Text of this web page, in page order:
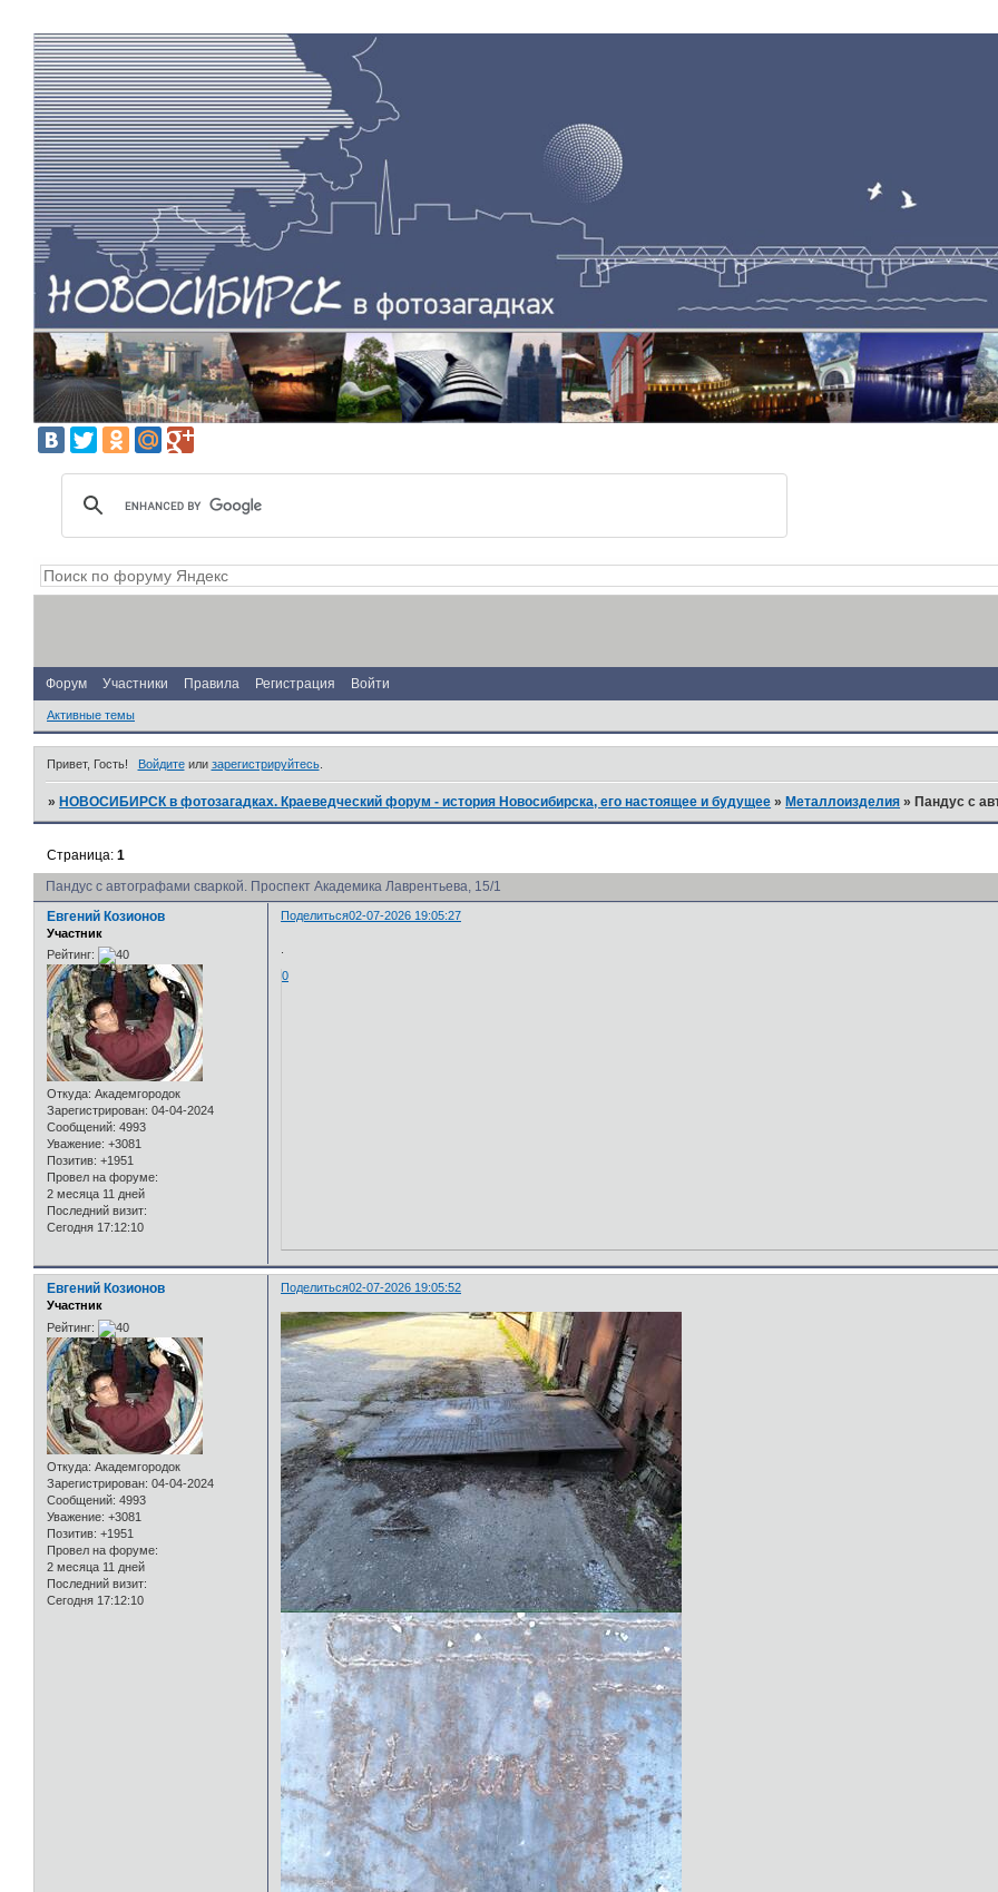
Форум Участники Правила Регистрация Войти
Активные темы
Привет, Гость! Войдитеили зарегистрируйтесь.
»НОВОСИБИРСК в фотозагадках. Краеведческий форум - история Новосибирска, его настоящее и будущее »Металлоизделия »Пандус с
Пандус с автографами сваркой. Проспект Академика Лаврентьева, 15/1
Страница:1
Поделиться02-07-2026 19:05:27
Евгений Козионов
Участник
Рейтинг:
Откуда: Академгородок
Зарегистрирован: 04-04-2024
Сообщений: 4993
Уважение: +3081
Позитив: +1951
Провел на форуме:
2 месяца 11 дней
Последний визит:
Сегодня 17:12:10
0
Поделиться02-07-2026 19:05:52
Евгений Козионов
Участник
Рейтинг:
Откуда: Академгородок
Зарегистрирован: 04-04-2024
Сообщений: 4993
Уважение: +3081
Позитив: +1951
Провел на форуме:
2 месяца 11 дней
Последний визит:
Сегодня 17:12:10